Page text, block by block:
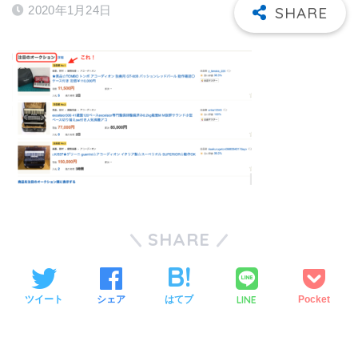
2020年1月24日
SHARE
ツイート シェア はてブ LINE Pocket